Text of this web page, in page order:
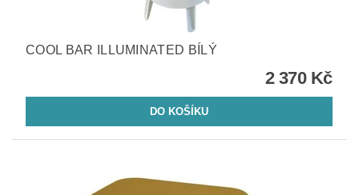
COOL BAR ILLUMINATED BÍLÝ
2 370 Kč